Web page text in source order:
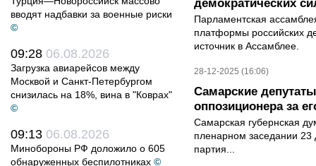
вводят надбавки за военные риски
©
09:28 06.08.2026
Загрузка авиарейсов между
Москвой и Санкт-Петербургом
снизилась на 18%, вина в "Коврах"
©
09:13 06.08.2026
Минобороны РФ доложило о 605
обнаруженных беспилотниках ©
демократических
Парламентская
платформы российских
источник в Ассамблее.
28-12-2025 (16:06)
Самарские
оппозиционера за
Самарская губернская
пленарном заседании 23
партия...